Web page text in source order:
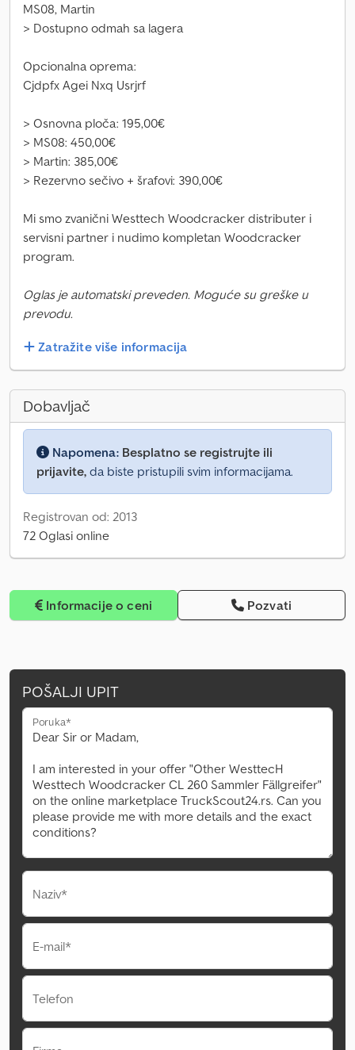
MS08, Martin
> Dostupno odmah sa lagera
Opcionalna oprema:
Cjdpfx Agei Nxq Usrjrf
> Osnovna ploča: 195,00€
> MS08: 450,00€
> Martin: 385,00€
> Rezervno sečivo + šrafovi: 390,00€
Mi smo zvanični Westtech Woodcracker distributer i
servisni partner i nudimo kompletan Woodcracker
program.
Oglas je automatski preveden. Moguće su greške u
prevodu.
Zatražite više informacija
Dobavljač
Napomena: Besplatno se registrujte ili
prijavite, da biste pristupili svim informacijama.
Registrovan od: 2013
72 Oglasi online
Informacije o ceni Pozvati
POŠALJI UPIT
Poruka*
Naziv*
E-mail*
Telefon